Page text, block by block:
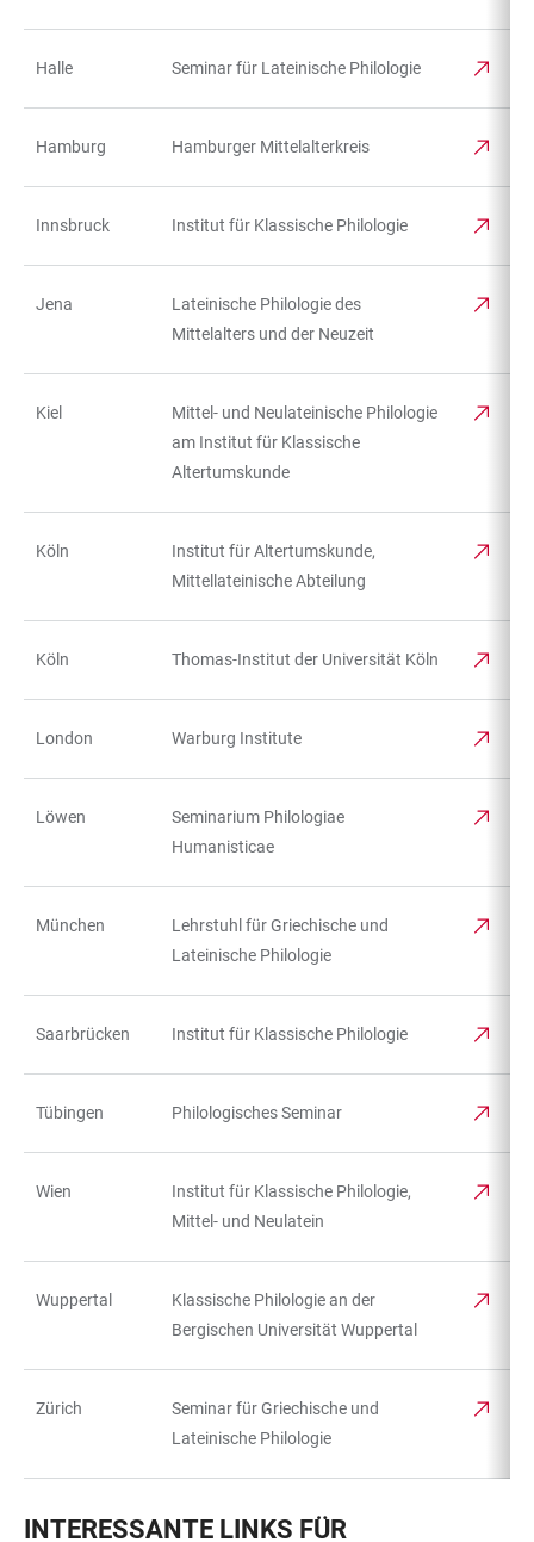
Halle Seminar für Lateinische Philologie
Hamburg Hamburger Mittelalterkreis
Innsbruck Institut für Klassische Philologie
Jena
Lateinische Philologie des
Mittelalters und der Neuzeit
Kiel
Mittel- und Neulateinische Philologie
am Institut für Klassische
Altertumskunde
Köln
Institut für Altertumskunde,
Mittellateinische Abteilung
Köln Thomas-Institut der Universität Köln
London Warburg Institute
Löwen
Seminarium Philologiae
Humanisticae
München
Lehrstuhl für Griechische und
Lateinische Philologie
Saarbrücken Institut für Klassische Philologie
Tübingen Philologisches Seminar
Wien
Institut für Klassische Philologie,
Mittel- und Neulatein
Wuppertal
Klassische Philologie an der
Bergischen Universität Wuppertal
Zürich
Seminar für Griechische und
Lateinische Philologie
INTERESSANTE LINKS FÜR